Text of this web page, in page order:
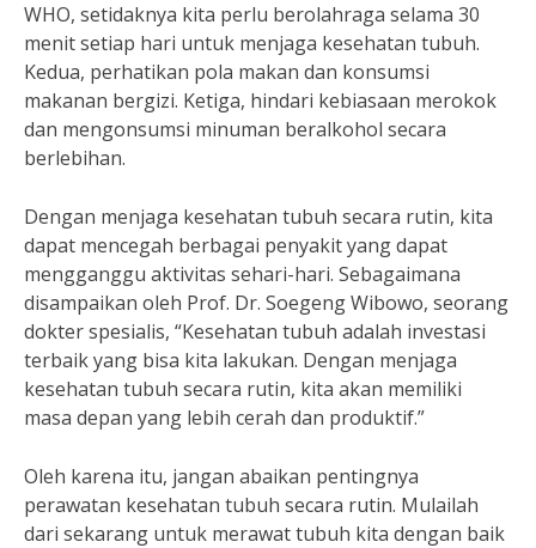
WHO, setidaknya kita perlu berolahraga selama 30
menit setiap hari untuk menjaga kesehatan tubuh.
Kedua, perhatikan pola makan dan konsumsi
makanan bergizi. Ketiga, hindari kebiasaan merokok
dan mengonsumsi minuman beralkohol secara
berlebihan.
Dengan menjaga kesehatan tubuh secara rutin, kita
dapat mencegah berbagai penyakit yang dapat
mengganggu aktivitas sehari-hari. Sebagaimana
disampaikan oleh Prof. Dr. Soegeng Wibowo, seorang
dokter spesialis, “Kesehatan tubuh adalah investasi
terbaik yang bisa kita lakukan. Dengan menjaga
kesehatan tubuh secara rutin, kita akan memiliki
masa depan yang lebih cerah dan produktif.”
Oleh karena itu, jangan abaikan pentingnya
perawatan kesehatan tubuh secara rutin. Mulailah
dari sekarang untuk merawat tubuh kita dengan baik